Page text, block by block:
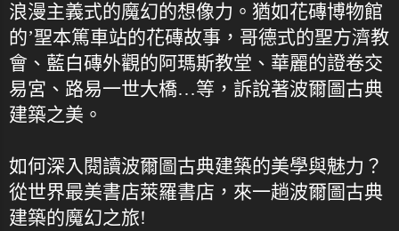
浪漫主義式的魔幻的想像力。猶如花磚博物館
的’聖本篤車站的花磚故事，哥德式的聖方濟教
會、藍白磚外觀的阿瑪斯教堂、華麗的證卷交
易宮、路易一世大橋…等，訴說著波爾圖古典
建築之美。
如何深入閱讀波爾圖古典建築的美學與魅力？
從世界最美書店萊羅書店，來一趟波爾圖古典
建築的魔幻之旅!